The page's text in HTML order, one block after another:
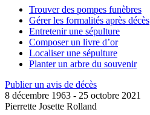
Trouver des pompes funèbres
Gérer les formalités après décès
Entretenir une sépulture
Composer un livre d’or
Localiser une sépulture
Planter un arbre du souvenir
Publier un avis de décès
8 décembre 1963 - 25 octobre 2021
Pierrette Josette Rolland